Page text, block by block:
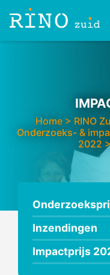
Home> RINO
Onderzoeks- &
2022
Inzendingen
Impactprijs